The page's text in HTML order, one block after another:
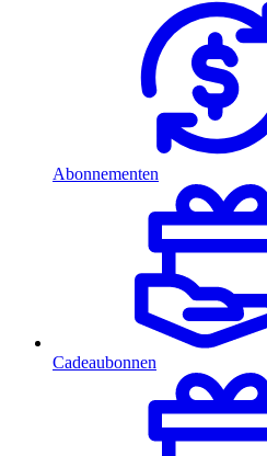
Abonnementen
Cadeaubonnen